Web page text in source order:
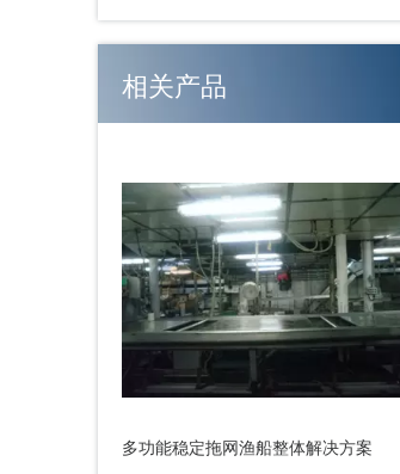
相关产品
多功能稳定拖网渔船整体解决方案
灵活的自动拖网渔船整体解决方案